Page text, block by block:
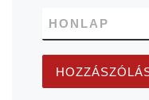
HONLAP